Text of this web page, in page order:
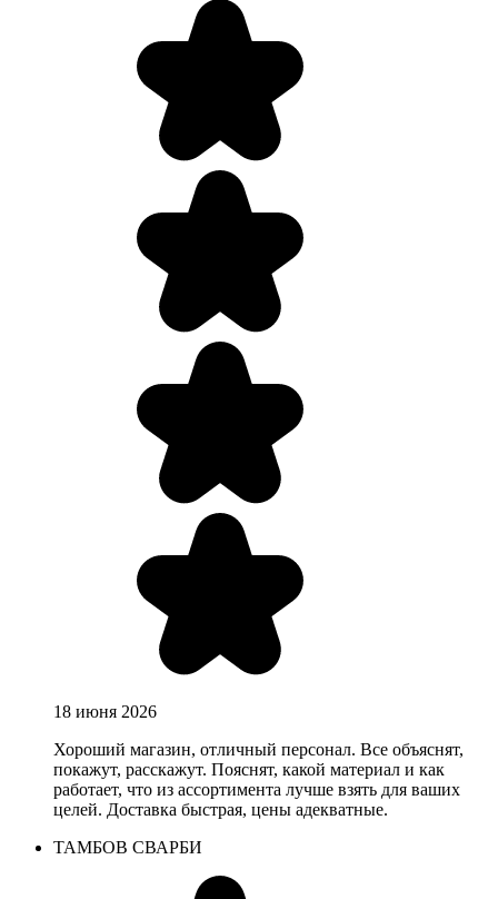
18 июня 2026
Хороший магазин, отличный персонал. Все объяснят,
покажут, расскажут. Пояснят, какой материал и как
работает, что из ассортимента лучше взять для ваших
целей. Доставка быстрая, цены адекватные.
ТАМБОВ СВАРБИ